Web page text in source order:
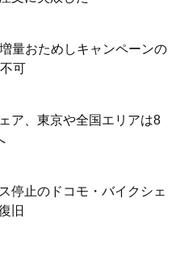
量おためしキャンペーンの
可
ア、東京や全国エリアは8
停止のドコモ・バイクシェ
旧